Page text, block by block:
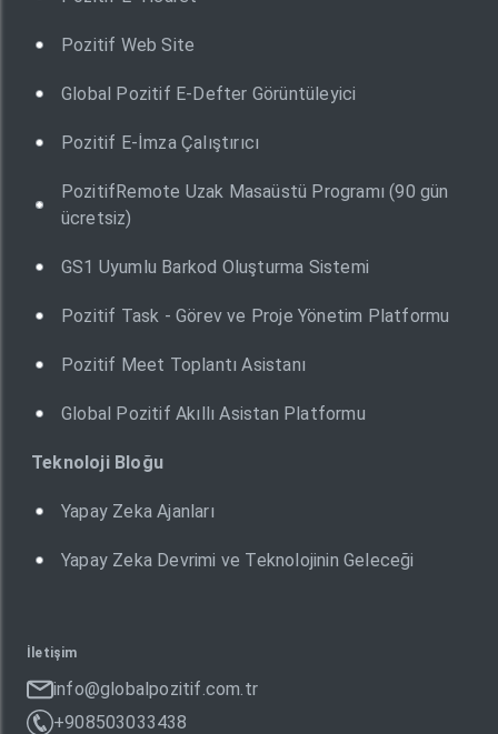
Pozitif Web Site
Global Pozitif E-Defter Görüntüleyici
Pozitif E-İmza Çalıştırıcı
PozitifRemote Uzak Masaüstü Programı (90 gün
ücretsiz)
GS1 Uyumlu Barkod Oluşturma Sistemi
Pozitif Task - Görev ve Proje Yönetim Platformu
Pozitif Meet Toplantı Asistanı
Global Pozitif Akıllı Asistan Platformu
Teknoloji Bloğu
Yapay Zeka Ajanları
Yapay Zeka Devrimi ve Teknolojinin Geleceği
İletişim
info@globalpozitif.com.tr
+908503033438